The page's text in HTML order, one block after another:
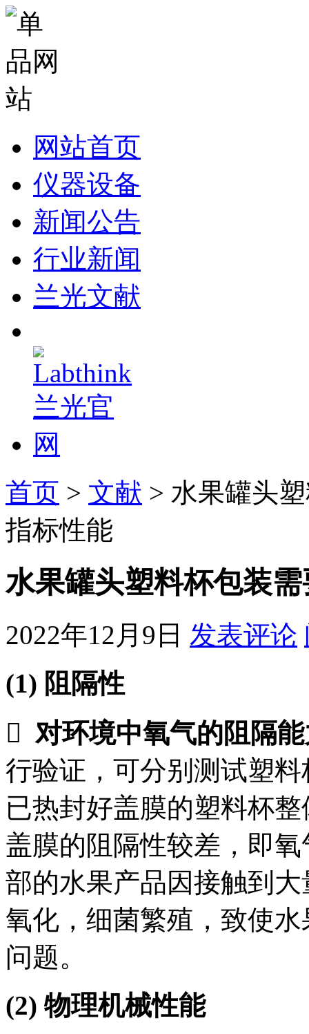
网站首页
仪器设备
新闻公告
行业新闻
兰光文献
首页 > 文献 > 水果罐头
指标性能
水果罐头塑料杯包装
2022年12月9日 发表评论
(1) 阻隔性
 对环境中氧气的阻隔
行验证，可分别测试塑
已热封好盖膜的塑料杯
盖膜的阻隔性较差，即
部的水果产品因接触到
氧化，细菌繁殖，致使
问题。
(2) 物理机械性能